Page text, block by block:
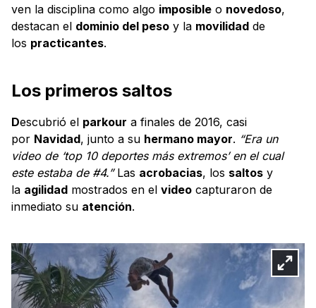
ven la disciplina como algo imposible o novedoso,
destacan el dominio del peso y la movilidad de
los practicantes.
Los primeros saltos
Descubrió el parkour a finales de 2016, casi
por Navidad, junto a su hermano mayor. “Era un
video de ‘top 10 deportes más extremos’ en el cual
este estaba de #4.”Las acrobacias, los saltos y
la agilidad mostrados en el video capturaron de
inmediato su atención.